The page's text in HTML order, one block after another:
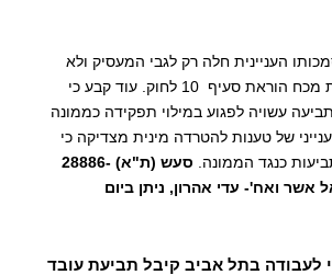
העניינית חלה רק לגבי המעסיק ולא
לגבי הממונה, וזאת מכח הוראת סעיף 10 לחוק. עוד קבע כי
עשויה לפגוע במילוי תפקידה כממונה
של טענות להטרדה מינית מצדיקה כי
כנגד הממונה.
סעש (ת"א) 28886-
ישראל אשר ואח'- עדי אהרון, ניתן ביום
לעבודה בתל אביב קיבל תביעת עובד